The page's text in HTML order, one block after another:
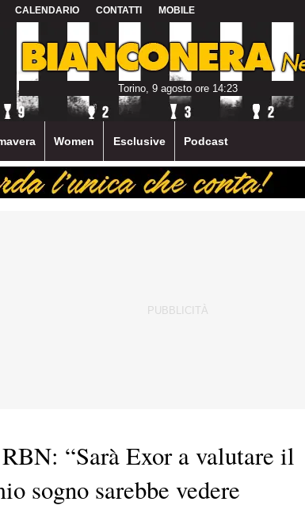
CALENDARIO CONTATTI MOBILE
Torino, 9 agosto ore 14:23
Women Esclusive Podcast
“Sarà Exor a valutare il
sogno sarebbe vedere